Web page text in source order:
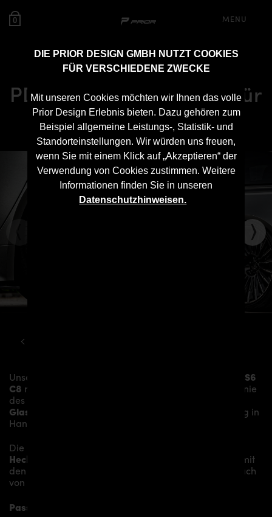
DIE PRIOR DESIGN GMBH NUTZT COOKIES
FÜR VERSCHIEDENE ZWECKE
Mit unseren Cookies möchten wir Ihnen das volle
Prior Design Erlebnis bieten. Dazu gehören zum
Beispiel allgemeine Leistungs-, Statistik- und
Standorteinstellungen. Wir würden uns freuen,
wenn Sie mit einem Klick auf „Akzeptieren“ der
Verwendung von Cookies zustimmen. Weitere
Informationen finden Sie in unseren
Datenschutzhinweisen.
0 MENU
PD6RS Cupwings Heck für
Audi RS6 C8
Unsere
Audi RS6
C8 mehr Dynamik und akzentuieren die sportliche Linie
des Fahrzeugs. Das Material besteht aus einem
Glasfaser- / Kunststoffverbund
und wird aufwändig in
Handarbeit laminiert und anschließend bearbeitet.
Die
Heckstoßstange
somit
den individuellen Charakter und einen gewissen Hauch
von Rennsport-Flair.
Passend bei folgenden Audi A6 C8 Modellen: